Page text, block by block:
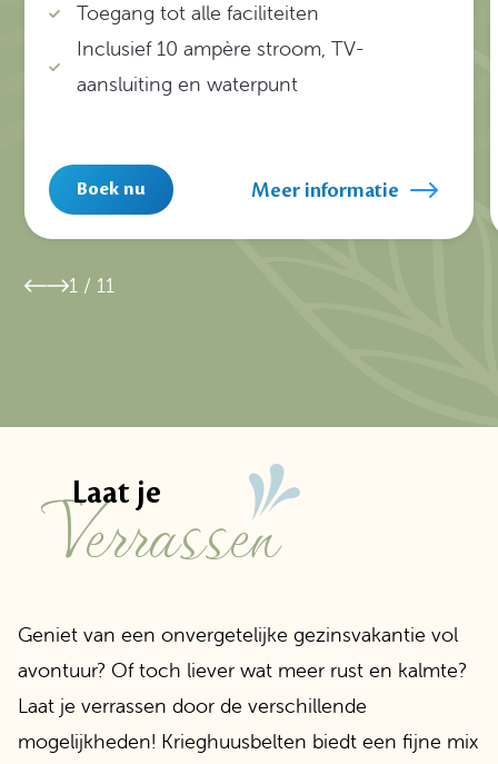
Toegang tot alle faciliteiten
Inclusief 10 ampère stroom, TV-
aansluiting en waterpunt
Boek nu Meer informatie
1 / 11
Laat je
Verrassen
Geniet van een onvergetelijke gezinsvakantie vol
avontuur? Of toch liever wat meer rust en kalmte?
Laat je verrassen door de verschillende
mogelijkheden! Krieghuusbelten biedt een fijne mix